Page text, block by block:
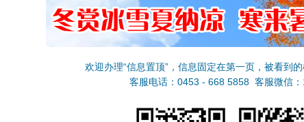
欢迎办理“信息置顶”，信息固定在第一页，被看到
客服电话：0453 - 668 5858 客服微信：